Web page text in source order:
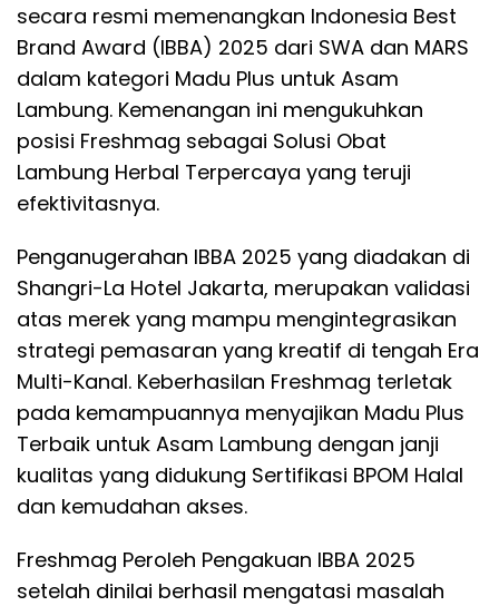
secara resmi memenangkan Indonesia Best
Brand Award (IBBA) 2025 dari SWA dan MARS
dalam kategori Madu Plus untuk Asam
Lambung. Kemenangan ini mengukuhkan
posisi Freshmag sebagai Solusi Obat
Lambung Herbal Terpercaya yang teruji
efektivitasnya.
​Penganugerahan IBBA 2025 yang diadakan di
Shangri-La Hotel Jakarta, merupakan validasi
atas merek yang mampu mengintegrasikan
strategi pemasaran yang kreatif di tengah Era
Multi-Kanal. Keberhasilan Freshmag terletak
pada kemampuannya menyajikan Madu Plus
Terbaik untuk Asam Lambung dengan janji
kualitas yang didukung Sertifikasi BPOM Halal
dan kemudahan akses.
​Freshmag Peroleh Pengakuan IBBA 2025
setelah dinilai berhasil mengatasi masalah